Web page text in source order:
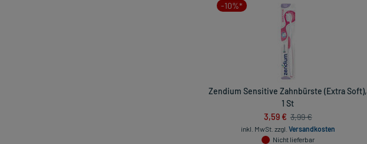
-10%*
Zendium Sensitive Zahnbürste (Extra Soft),
1 St
3,59 € 3,99 €
inkl. MwSt. zzgl. Versandkosten
Nicht lieferbar